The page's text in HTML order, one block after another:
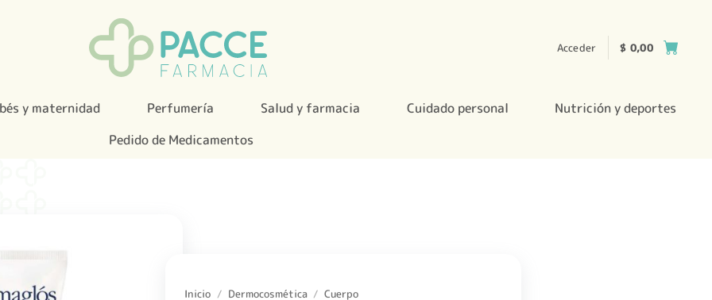
Acceder $ 0,00
y maternidad Perfumería Salud y farmacia Cuidado personal
Nutrición y deportes
Pedido de Medicamentos
Inicio / Dermocosmética / Cuerpo